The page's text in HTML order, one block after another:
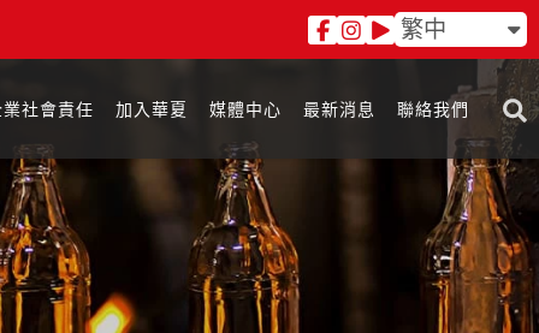
繁中
業社會責任 加入華夏 媒體中心 最新消息 聯絡我們